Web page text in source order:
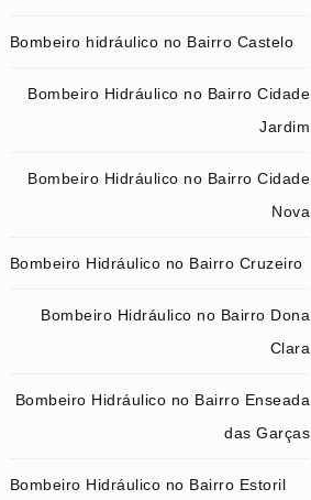
Bombeiro hidráulico no Bairro Castelo
Bombeiro Hidráulico no Bairro Cidade
Jardim
Bombeiro Hidráulico no Bairro Cidade
Nova
Bombeiro Hidráulico no Bairro Cruzeiro
Bombeiro Hidráulico no Bairro Dona
Clara
Bombeiro Hidráulico no Bairro Enseada
das Garças
Bombeiro Hidráulico no Bairro Estoril